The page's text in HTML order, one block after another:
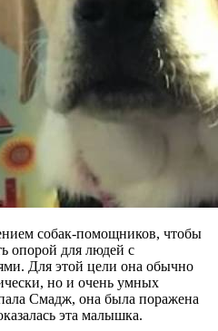
собак-помощников, чтобы
опорой для людей с
Для этой цели она обычно
но и очень умных
Смадж, она была поражена
эта малышка.